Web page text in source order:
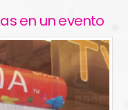
en un evento